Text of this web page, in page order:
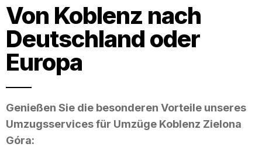
Von Koblenz nach
Deutschland oder
Europa
Genießen Sie die besonderen Vorteile unseres
Umzugsservices für Umzüge Koblenz Zielona
Góra: